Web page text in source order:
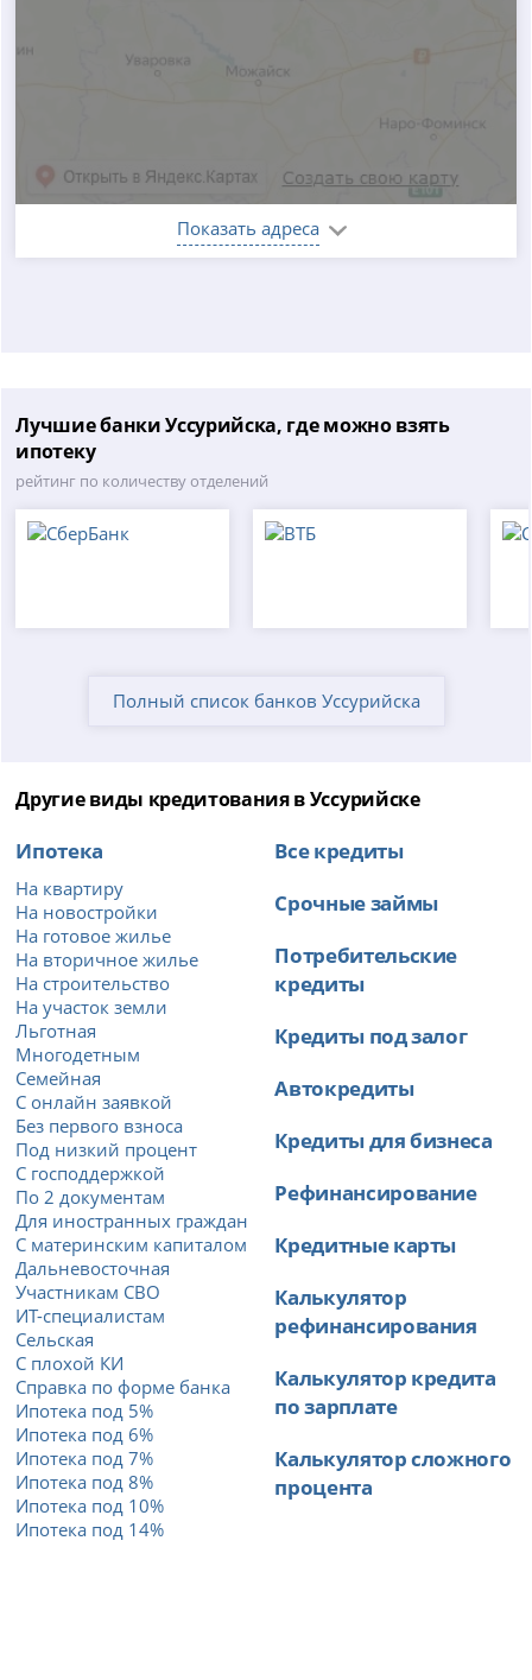
Показать адреса
Лучшие банки Уссурийска, где можно взять
ипотеку
рейтинг по количеству отделений
Полный список банков Уссурийска
Другие виды кредитования в Уссурийске
Ипотека
На квартиру
На новостройки
На готовое жилье
На вторичное жилье
На строительство
На участок земли
Льготная
Многодетным
Семейная
С онлайн заявкой
Без первого взноса
Под низкий процент
С господдержкой
По 2 документам
Для иностранных граждан
С материнским капиталом
Дальневосточная
Участникам СВО
ИТ-специалистам
Сельская
С плохой КИ
Справка по форме банка
Ипотека под 5%
Ипотека под 6%
Ипотека под 7%
Ипотека под 8%
Ипотека под 10%
Ипотека под 14%
Все кредиты
Срочные займы
Потребительские
кредиты
Кредиты под залог
Автокредиты
Кредиты для бизнеса
Рефинансирование
Кредитные карты
Калькулятор
рефинансирования
Калькулятор кредита
по зарплате
Калькулятор сложного
процента